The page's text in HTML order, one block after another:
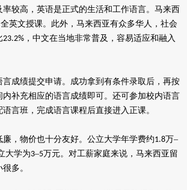
较高，英语是正式的生活和工作语言。马来西
英文授课。此外，马来西亚有众多华人，社会
23.2% ，中文在当地非常普及，容易适应和融入
言成绩提交申请。成功拿到有条件录取后，再按
补充相应的语言成绩即可。还可参加校内语言
言班，完成语言课程后直接进入正课。
，物价也十分友好。公立大学年学费约1.8万–
大学为3–5万元。对工薪家庭来说，马来西亚留
多。